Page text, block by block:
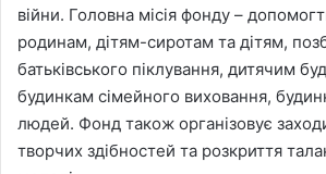
війни. Головна місія фонду –
родинам, дітям-сиротам та дітям,
батьківського піклування, дитячим
будинкам сімейного виховання,
людей. Фонд також організовує
творчих здібностей та розкриття